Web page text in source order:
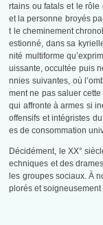
rtains ou fatals et le rôle
et la personne broyés
t le cheminement
estionné, dans sa
nité multiforme
uissante, occultée puis
nnies suivantes, où
ment ne pas saluer cette
qui affronte à armes si
offensifs et intégristes
es de consommation
Décidément, le XX°
echniques et des
les groupes sociaux. À
plorés et